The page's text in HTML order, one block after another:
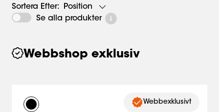
Sortera Efter:
Position
Se alla produkter
Webbshop exklusiv
Webbexklusivt